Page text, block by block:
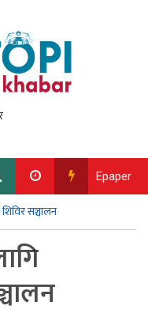
Epaper
सञ्चालन